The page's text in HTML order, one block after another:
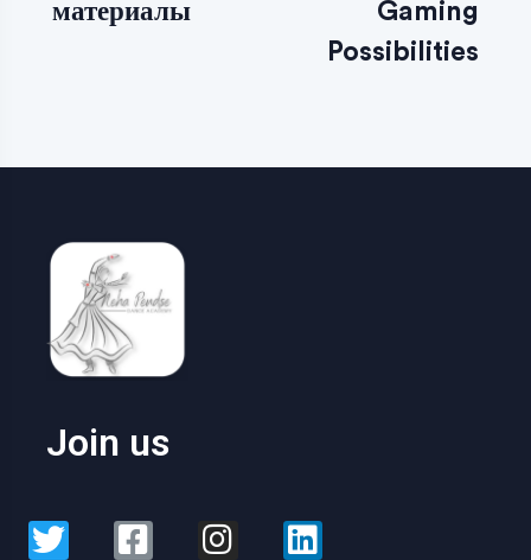
материалы
Gaming
Possibilities
Join us